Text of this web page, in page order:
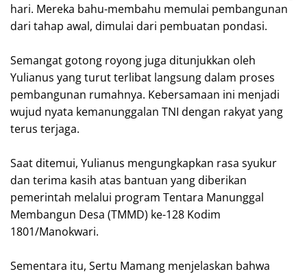
hari. Mereka bahu-membahu memulai pembangunan
dari tahap awal, dimulai dari pembuatan pondasi.
‎Semangat gotong royong juga ditunjukkan oleh
Yulianus yang turut terlibat langsung dalam proses
pembangunan rumahnya. Kebersamaan ini menjadi
wujud nyata kemanunggalan TNI dengan rakyat yang
terus terjaga.
‎Saat ditemui, Yulianus mengungkapkan rasa syukur
dan terima kasih atas bantuan yang diberikan
pemerintah melalui program Tentara Manunggal
Membangun Desa (TMMD) ke-128 Kodim
1801/Manokwari.
‎Sementara itu, Sertu Mamang menjelaskan bahwa